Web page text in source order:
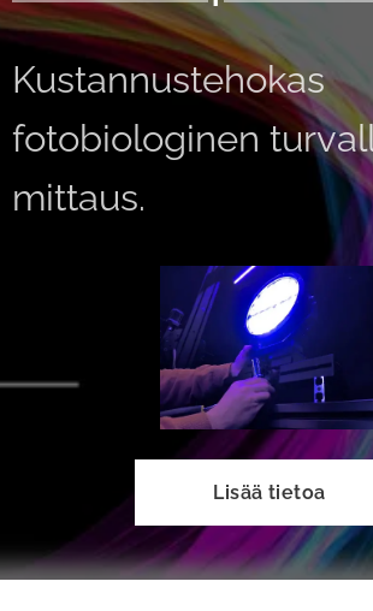
Kustannustehokas
fotobiologinen
mittaus.
Lisää tietoa